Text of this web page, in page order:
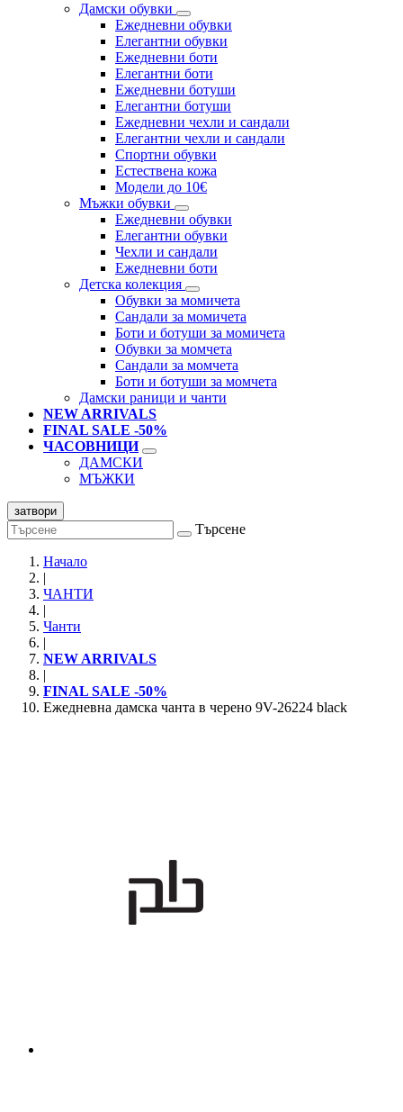
Дамски обувки
Eжедневни обувки
Eлегантни обувки
Eжедневни боти
Eлегантни боти
Eжедневни ботуши
Eлегантни ботуши
Ежедневни чехли и сандали
Елегантни чехли и сандали
Спортни обувки
Естествена кожа
Модели до 10€
Мъжки обувки
Ежедневни обувки
Елегантни обувки
Чехли и сандали
Ежедневни боти
Детска колекция
Обувки за момичета
Сандали за момичета
Боти и ботуши за момичета
Обувки за момчета
Сандали за момчета
Боти и ботуши за момчета
Дамски раници и чанти
NEW ARRIVALS
FINAL SALE -50%
ЧАСОВНИЦИ
ДАМСКИ
МЪЖКИ
затвори
Търсене
Начало
|
ЧАНТИ
|
Чанти
|
NEW ARRIVALS
|
FINAL SALE -50%
Ежедневна дамска чанта в черено 9V-26224 black